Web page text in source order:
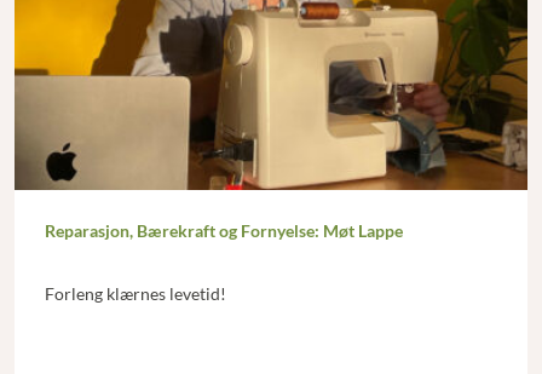
Reparasjon, Bærekraft og Fornyelse: Møt Lappe
Forleng klærnes levetid!